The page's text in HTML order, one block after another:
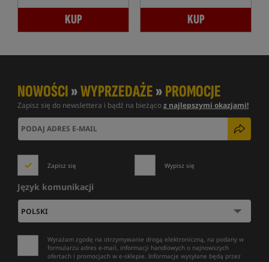
KUP KUP
NOWOŚCI»WYPRZEDAŻE»PROMOCJE
Zapisz się do newslettera i bądź na bieżącoz najlepszymi okazjami!
Zapisz się Wypisz się
Język komunikacji
Wyrażam zgodę na otrzymywanie drogą elektroniczną, na podany w
formularzu adres e-mail, informacji handlowych o najnowszych
ofertach i promocjach w e-sklepie. Informacje wysyłane będą przez